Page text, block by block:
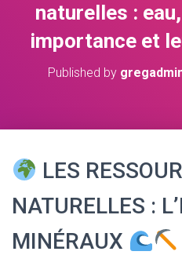
naturelles :
importance et
Published by
LES
NATURELLES :
MINÉRAUX